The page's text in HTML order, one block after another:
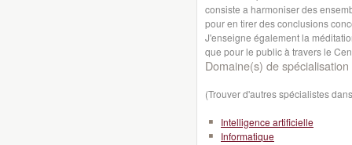
consiste a harmoniser des
pour en tirer des conclusions
J'enseigne également la
que pour le public à travers le
Domaine(s) de spécialisation
(Trouver d'autres spécialistes
Intelligence artificielle
Informatique